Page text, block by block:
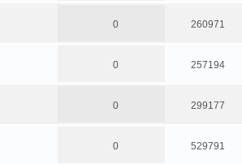
0 260971
0 257194
0 299177
0 529791